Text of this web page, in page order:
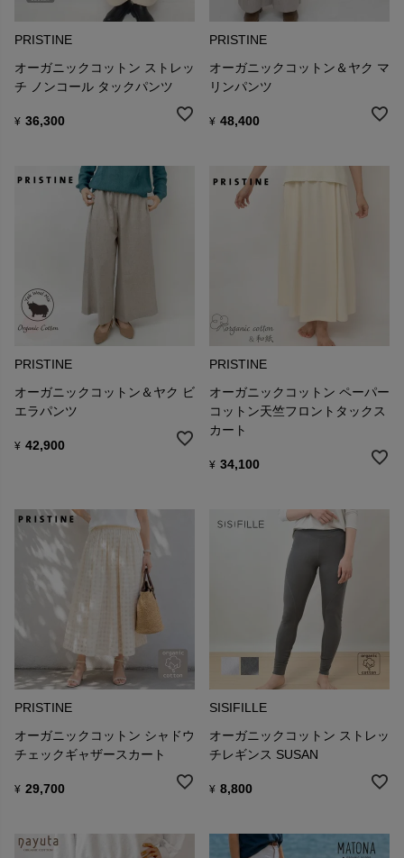
PRISTINE
オーガニックコットン ストレッ
チ ノンコール タックパンツ
¥ 36,300
PRISTINE
オーガニックコットン＆ヤク マ
リンパンツ
¥ 48,400
PRISTINE
オーガニックコットン＆ヤク ビ
エラパンツ
¥ 42,900
PRISTINE
オーガニックコットン ペーパー
コットン天竺フロントタックス
カート
¥ 34,100
PRISTINE
オーガニックコットン シャドウ
チェックギャザースカート
¥ 29,700
SISIFILLE
オーガニックコットン ストレッ
チレギンス SUSAN
¥ 8,800